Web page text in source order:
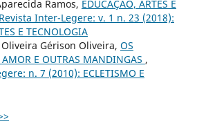
Ramos, EDUCAÇÃO, ARTES E
Revista Inter-Legere: v. 1 n. 23 (2018):
E TECNOLOGIA
Gérison Oliveira, OS
E OUTRAS MANDINGAS ,
n. 7 (2010): ECLETISMO E